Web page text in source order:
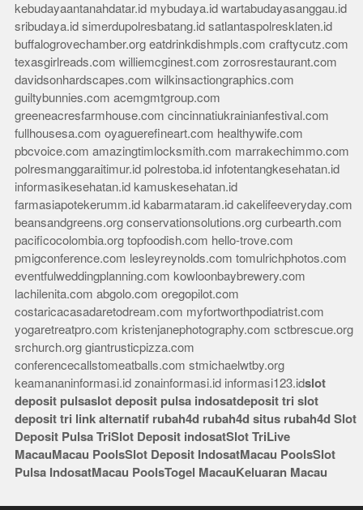
kebudayaantanahdatar.id mybudaya.id wartabudayasanggau.id
sribudaya.id simerdupolresbatang.id satlantaspolresklaten.id
buffalogrovechamber.org eatdrinkdishmpls.com craftycutz.com
texasgirlreads.com williemcginest.com zorrosrestaurant.com
davidsonhardscapes.com wilkinsactiongraphics.com
guiltybunnies.com acemgmtgroup.com
greeneacresfarmhouse.com cincinnatiukrainianfestival.com
fullhousesa.com oyaguerefineart.com healthywife.com
pbcvoice.com amazingtimlocksmith.com marrakechimmo.com
polresmanggaraitimur.id polrestoba.id infotentangkesehatan.id
informasikesehatan.id kamuskesehatan.id
farmasiapotekerumm.id kabarmataram.id cakelifeeveryday.com
beansandgreens.org conservationsolutions.org curbearth.com
pacificocolombia.org topfoodish.com hello-trove.com
pmigconference.com lesleyreynolds.com tomulrichphotos.com
eventfulweddingplanning.com kowloonbaybrewery.com
lachilenita.com abgolo.com oregopilot.com
costaricacasadaretodream.com myfortworthpodiatrist.com
yogaretreatpro.com kristenjanephotography.com sctbrescue.org
srchurch.org giantrusticpizza.com
conferencecallstomeatballs.com stmichaelwtby.org
keamananinformasi.id zonainformasi.id informasi123.idslot
deposit pulsaslot deposit pulsa indosatdeposit tri slot
deposit tri link alternatif rubah4d rubah4d situs rubah4d Slot
Deposit Pulsa TriSlot Deposit indosatSlot TriLive
MacauMacau PoolsSlot Deposit IndosatMacau PoolsSlot
Pulsa IndosatMacau PoolsTogel MacauKeluaran Macau